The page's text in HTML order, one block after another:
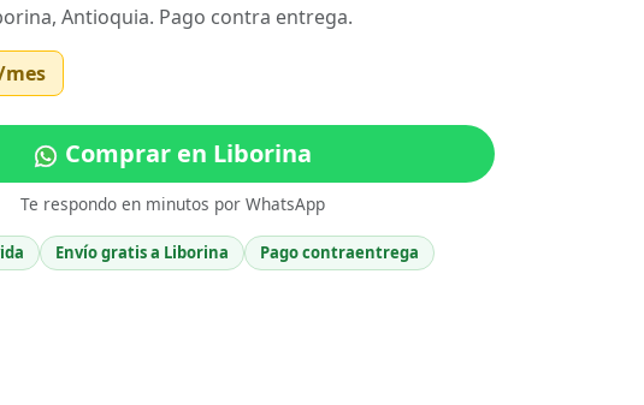
Antioquia. Pago contra entrega.
Comprar en Liborina
Te respondo en minutos por WhatsApp
Envío gratis a Liborina Pago contraentrega